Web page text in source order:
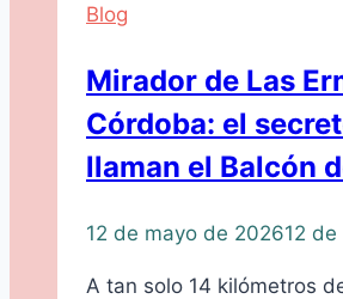
Blog
Mirador de Las
Córdoba: el
llaman el Balcón
12 de mayo de 202612
A tan solo 14 kilómetros